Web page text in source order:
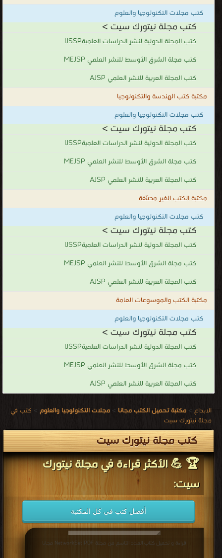
كتب مجلات التكنولوجيا والعلوم
كتب مجلة نيتورك سيت >
كتب المجلة الدولية لنشر الدراسات العلميةIJSSP
كتب مجلة الشرق الأوسط للنشر العلمي MEJSP
كتب المجلة العربية للنشر العلمي AJSP
مكتبة كتب الهندسة والتكنولوجيا
كتب مجلات التكنولوجيا والعلوم
كتب مجلة نيتورك سيت >
كتب المجلة الدولية لنشر الدراسات العلميةIJSSP
كتب مجلة الشرق الأوسط للنشر العلمي MEJSP
كتب المجلة العربية للنشر العلمي AJSP
مكتبة الكتب الغير مصنّفة
كتب مجلات التكنولوجيا والعلوم
كتب مجلة نيتورك سيت >
كتب المجلة الدولية لنشر الدراسات العلميةIJSSP
كتب مجلة الشرق الأوسط للنشر العلمي MEJSP
كتب المجلة العربية للنشر العلمي AJSP
مكتبة الكتب والموسوعات العامة
كتب مجلات التكنولوجيا والعلوم
كتب مجلة نيتورك سيت >
كتب المجلة الدولية لنشر الدراسات العلميةIJSSP
كتب مجلة الشرق الأوسط للنشر العلمي MEJSP
كتب المجلة العربية للنشر العلمي AJSP
الابداع > مكتبة تحميل الكتب مجانا > مجلات التكنولوجيا والعلوم > كتب في
مجلة نيتورك سيت
كتب مجلة نيتورك سيت
🏆 💪 الأكثر قراءة في مجلة نيتورك
سيت:
أفضل كتب في كل المكتبة
قراءة و تحميل كتاب العدد التاسع من مجلة NetworkSet PDF مجانا